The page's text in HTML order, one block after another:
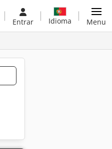
Entrar Idioma Menu